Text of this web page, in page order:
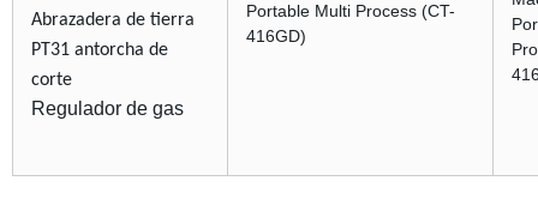
Abrazadera de tierra
PT31 antorcha de
corte
Regulador de gas